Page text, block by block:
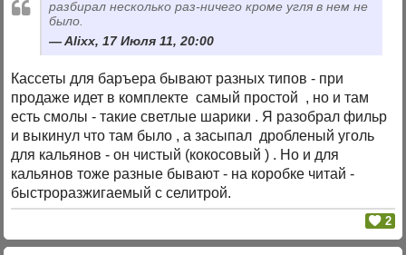
разбирал несколько раз-ничего кроме угля в нем не
было.
Alixx, 17 Июля 11, 20:00
Кассеты для баръера бывают разных типов - при
продаже идет в комплекте самый простой , но и там
есть смолы - такие светлые шарики . Я разобрал фильр
и выкинул что там было , а засыпал дробленый уголь
для кальянов - он чистый (кокосовый ) . Но и для
кальянов тоже разные бывают - на коробке читай -
быстроразжигаемый с селитрой.
2